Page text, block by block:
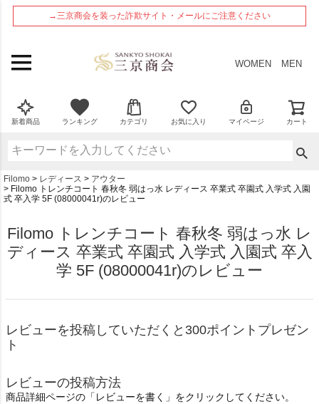
→三京商会を装った詐欺サイト・メールにご注意ください
WOMEN MEN
新着商品 ランキング カテゴリ お気に入り マイページ カート
Filomo レディース
アウター
Filomo トレンチコート 春秋冬 弱はっ水 レディース 卒業式 卒園式 入学式 入園
式 卒入学 5F (08000041r)のレビュー
Filomo トレンチコート 春秋冬 弱はっ水 レ
ディース 卒業式 卒園式 入学式 入園式 卒入
学 5F (08000041r)のレビュー
レビューを投稿していただくと300ポイントプレゼン
ト
レビューの投稿方法
商品詳細ページの「レビューを書く」をクリックしてください。
ペー